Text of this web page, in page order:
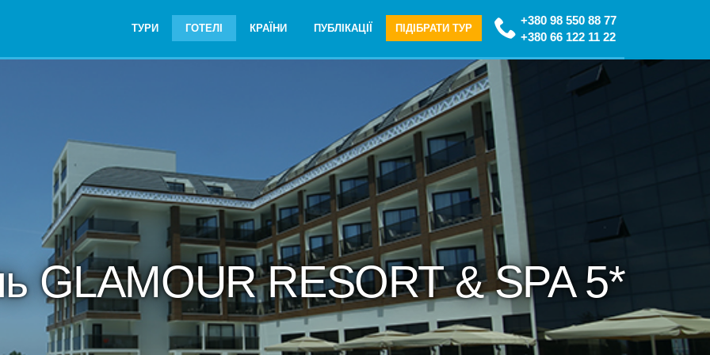
+380 98 550 88 77
+380 66 122 11 22
ТУРИ ГОТЕЛІ КРАЇНИ ПУБЛІКАЦІЇ ПІДІБРАТИ ТУР
GLAMOUR RESORT & SPA 5*